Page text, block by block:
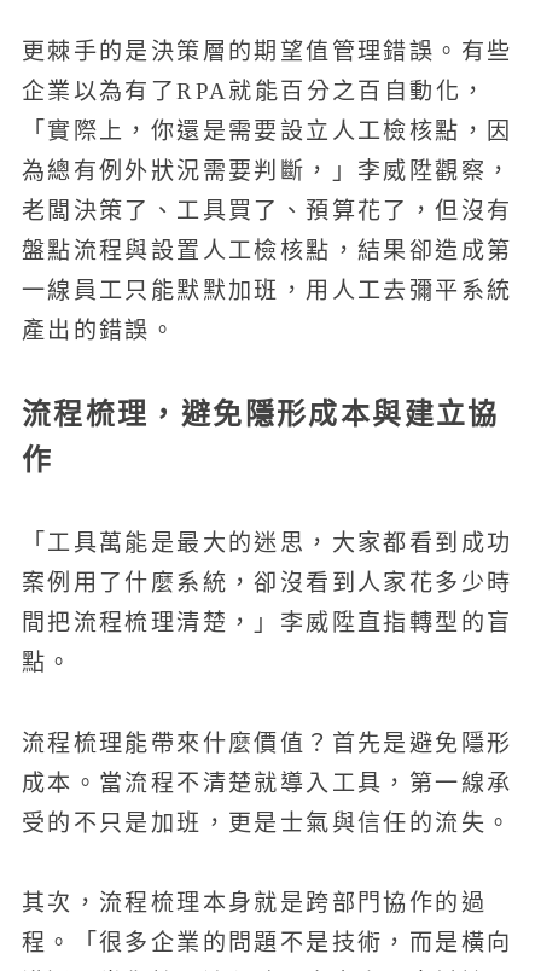
更棘手的是決策層的期望值管理錯誤。有些
企業以為有了RPA就能百分之百自動化，
「實際上，你還是需要設立人工檢核點，因
為總有例外狀況需要判斷，」李威陞觀察，
老闆決策了、工具買了、預算花了，但沒有
盤點流程與設置人工檢核點，結果卻造成第
一線員工只能默默加班，用人工去彌平系統
產出的錯誤。
流程梳理，避免隱形成本與建立協
作
「工具萬能是最大的迷思，大家都看到成功
案例用了什麼系統，卻沒看到人家花多少時
間把流程梳理清楚，」李威陞直指轉型的盲
點。
流程梳理能帶來什麼價值？首先是避免隱形
成本。當流程不清楚就導入工具，第一線承
受的不只是加班，更是士氣與信任的流失。
其次，流程梳理本身就是跨部門協作的過
程。「很多企業的問題不是技術，而是橫向